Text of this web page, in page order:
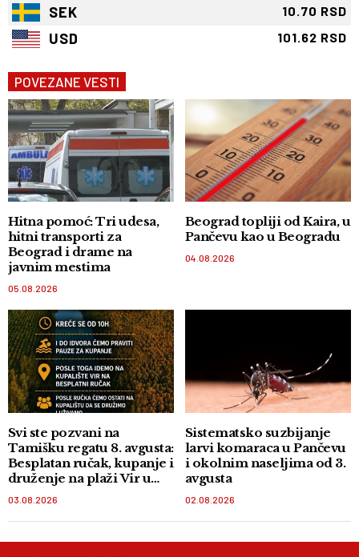
SEK 10.70 RSD
USD 101.62 RSD
POVEZANE VESTI
Hitna pomoć: Tri udesa,
hitni transporti za
Beograd i drame na
javnim mestima
05.08.2026
Beograd topliji od Kaira, u
Pančevu kao u Beogradu
04.08.2026
Svi ste pozvani na
Tamišku regatu 8. avgusta:
Besplatan ručak, kupanje i
druženje na plaži Vir u
03.08.2026
Sistematsko suzbijanje
larvi komaraca u Pančevu
i okolnim naseljima od 3.
avgusta
02.08.2026